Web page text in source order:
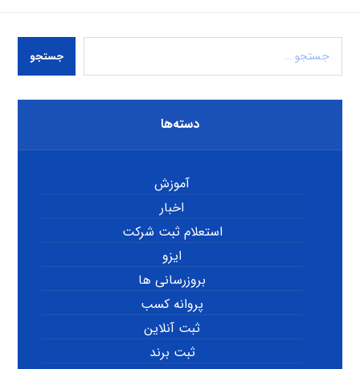
جستجو
دسته‌ها
آموزش
اخبار
استعلام ثبت شرکت
ایزو
بروزرسانی ها
پروانه کسب
ثبت آنلاین
ثبت برند